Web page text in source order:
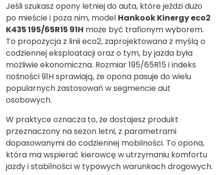
Jeśli szukasz opony letniej do auta, które jeździ dużo
po mieście i poza nim, model Hankook Kinergy eco2
K435 195/65R15 91H może być trafionym wyborem.
To propozycja z linii eco2, zaprojektowana z myślą o
codziennej eksploatacji oraz o tym, by jazda była
możliwie ekonomiczna. Rozmiar 195/65R15 i indeks
nośności 91H sprawiają, że opona pasuje do wielu
popularnych zastosowań w segmencie aut
osobowych.
W praktyce oznacza to, że dostajesz produkt
przeznaczony na sezon letni, z parametrami
dopasowanymi do codziennej mobilności. To opona,
która ma wspierać kierowcę w utrzymaniu komfortu
jazdy i stabilności w typowych warunkach drogowych.